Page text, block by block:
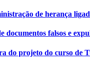
de herança
documentos falsos e
do projeto do curso de